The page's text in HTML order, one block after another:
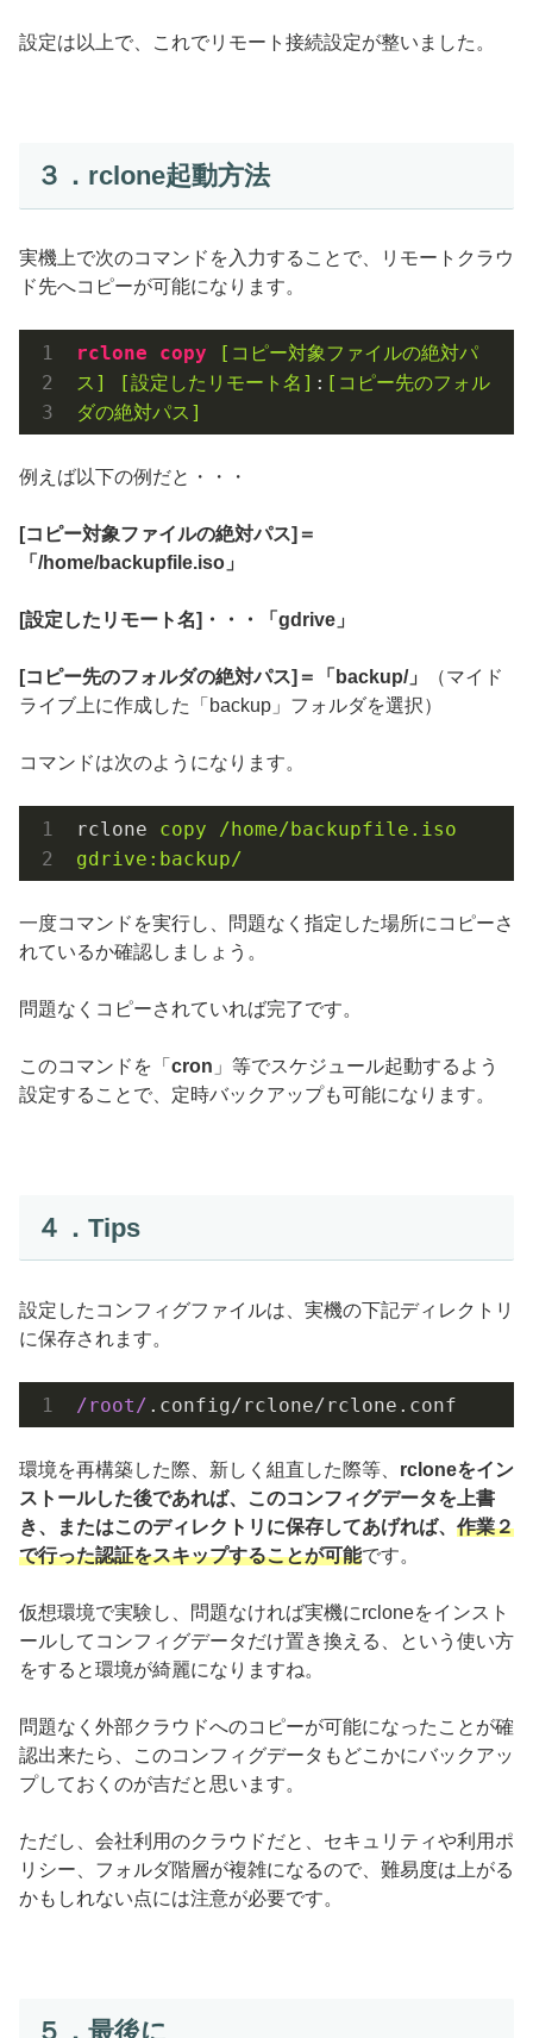
設定は以上で、これでリモート接続設定が整いました。
３．rclone起動方法
実機上で次のコマンドを入力することで、リモートクラウ
ド先へコピーが可能になります。
rclone copy
[コピー対象ファイルの絶対パ
ス]
[設定したリモート名] : [コピー先のフォル
ダの絶対パス]
例えば以下の例だと・・・
[コピー対象ファイルの絶対パス]＝
「/home/backupfile.iso」
[設定したリモート名]・・・「gdrive」
[コピー先のフォルダの絶対パス]＝「backup/」
（マイド
ライブ上に作成した「backup」フォルダを選択）
コマンドは次のようになります。
rclone
copy /home/backupfile.iso
gdrive:backup/
一度コマンドを実行し、問題なく指定した場所にコピーさ
れているか確認しましょう。
問題なくコピーされていれば完了です。
このコマンドを「 cron 」等でスケジュール起動するよう
設定することで、定時バックアップも可能になります。
４．Tips
設定したコンフィグファイルは、実機の下記ディレクトリ
に保存されます。
/root/ .config/rclone/rclone.conf
環境を再構築した際、新しく組直した際等、 rcloneをイン
ストールした後であれば、このコンフィグデータを上書
き、またはこのディレクトリに保存してあげれば、 作業２
で行った認証をスキップすることが可能です。
仮想環境で実験し、問題なければ実機にrcloneをインスト
ールしてコンフィグデータだけ置き換える、という使い方
をすると環境が綺麗になりますね。
問題なく外部クラウドへのコピーが可能になったことが確
認出来たら、このコンフィグデータもどこかにバックアッ
プしておくのが吉だと思います。
ただし、会社利用のクラウドだと、セキュリティや利用ポ
リシー、フォルダ階層が複雑になるので、難易度は上がる
かもしれない点には注意が必要です。
５．最後に